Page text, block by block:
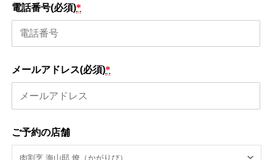
電話番号(必須)*
メールアドレス(必須)*
ご予約の店舗